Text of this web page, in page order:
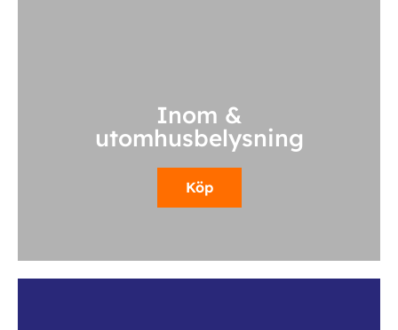
Inom &
utomhusbelysning
Köp